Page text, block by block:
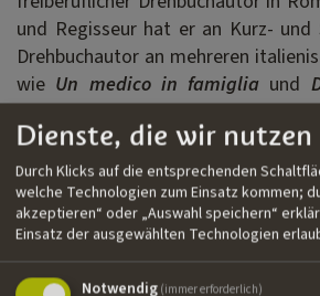
und Regisseur hat er an Kurz- und
Drehbuchautor an mehreren
wie Un medico in famiglia und
mitgearbeitet. 2013 war er
Network, einer Initiative des
Filmfestivals Rom zur Entwicklung
unabhängiger Filmschaffender.
Filmografie
Dienste, die wir
Durch Klicks auf die entsprechenden
welche Technologien zum Einsatz kommen;
akzeptieren“ oder „Auswahl speichern“
Einsatz der ausgewählten Technologien
Notwendig (immer erforderlich)